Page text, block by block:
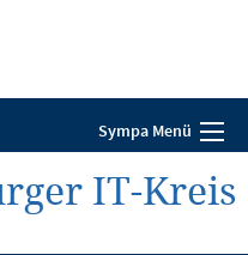
Sympa Menü
IT-Kreis